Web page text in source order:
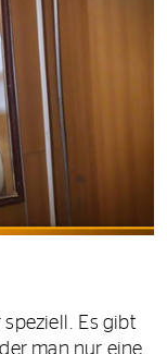
Es gibt
man nur eine